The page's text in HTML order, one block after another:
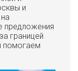
и
предложения
границей
помогаем